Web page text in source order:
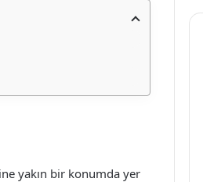
yakın bir konumda yer